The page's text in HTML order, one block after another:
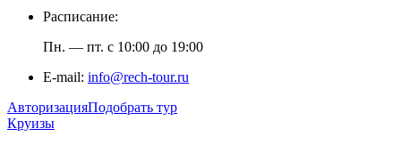
Расписание:
Пн. — пт. с 10:00 до 19:00
E-mail: info@rech-tour.ru
АвторизацияПодобрать тур
Круизы